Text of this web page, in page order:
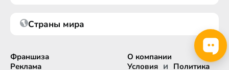
Страны мира
Франшиза
Реклама
О компании
Условия и Политика